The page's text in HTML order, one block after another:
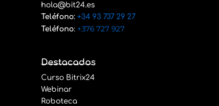
hola@bit24.es
Teléfono: +34 93 737 29 27
Teléfono: +376 727 927
Destacados
Curso Bitrix24
Webinar
Roboteca